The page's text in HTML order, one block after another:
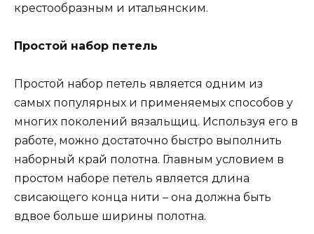
крестообразным и итальянским.
Простой набор петель
Простой набор петель является одним из
самых популярных и применяемых способов у
многих поколений вязальщиц. Используя его в
работе, можно достаточно быстро выполнить
наборный край полотна. Главным условием в
простом наборе петель является длина
свисающего конца нити – она должна быть
вдвое больше ширины полотна.